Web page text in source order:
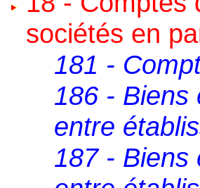
sociétés en
181 -
186 - Biens
entre
187 - Biens